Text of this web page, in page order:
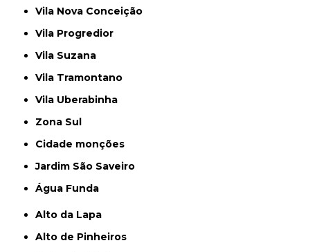
Vila Nova Conceição
Vila Progredior
Vila Suzana
Vila Tramontano
Vila Uberabinha
Zona Sul
cidade monções
jardim São Saveiro
Água Funda
Alto da Lapa
Alto de Pinheiros